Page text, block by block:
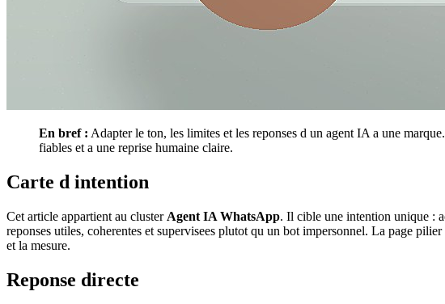
En bref : Adapter le ton, les limites et les reponses d un agent IA a une
fiables et a une reprise humaine claire.
Carte d intention
Cet article appartient au cluster Agent IA WhatsApp. Il cible une intention unique :
reponses utiles, coherentes et supervisees plutot qu un bot impersonnel. La page
et la mesure.
Reponse directe